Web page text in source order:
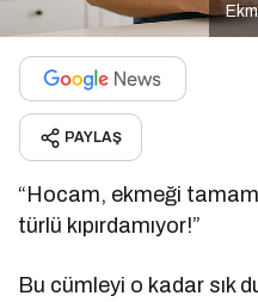
PAYLAŞ
“Hocam, ekmeği
türlü kıpırdamıyor!”
Bu cümleyi o kadar sık